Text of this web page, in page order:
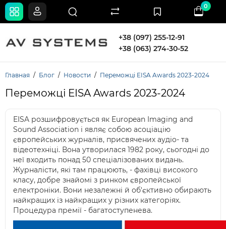
+38 (097) 255-12-91
+38 (063) 274-30-52
0
Главная Блог Новости Переможці EISA Awards 2023-2024
Переможці EISA Awards 2023-2024
EISA розшифровується як European Imaging and
Sound Association і являє собою асоціацію
європейських журналів, присвячених аудіо- та
відеотехніці. Вона утворилася 1982 року, сьогодні до
неї входить понад 50 спеціалізованих видань.
Журналісти, які там працюють, - фахівці високого
класу, добре знайомі з ринком європейської
електроніки. Вони незалежні й об'єктивно обирають
найкращих із найкращих у різних категоріях.
Процедура премії - багатоступенева.